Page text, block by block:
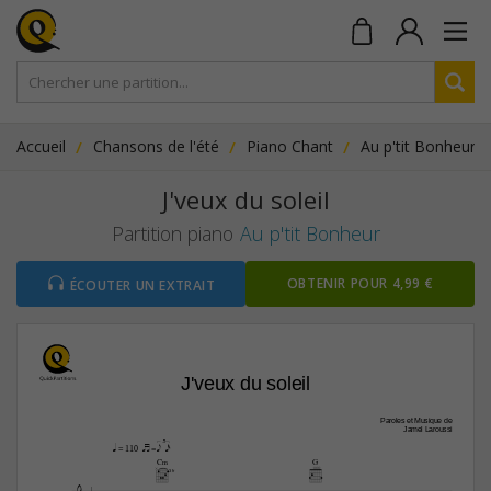
Accueil Chansons de l'été Piano Chant Au p'tit Bonheur
J'veux du soleil
Partition piano Au p'tit Bonheur
ÉCOUTER UN EXTRAIT OBTENIR POUR 4,99 €
J'veux du soleil
Paroles et Musique de
Jamel Laroussi
3fr
C‹ G
q = 110 qs i=[ep  ]x